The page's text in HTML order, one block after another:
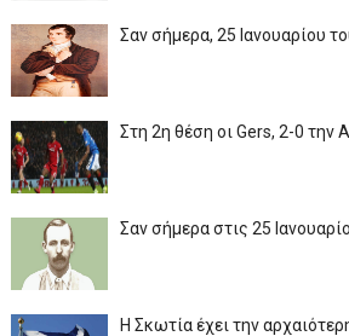
Σαν σήμερα, 25 Ιανουαρίου
Στη 2η θέση οι Gers, 2-0 την
Σαν σήμερα στις 25
Η Σκωτία έχει την